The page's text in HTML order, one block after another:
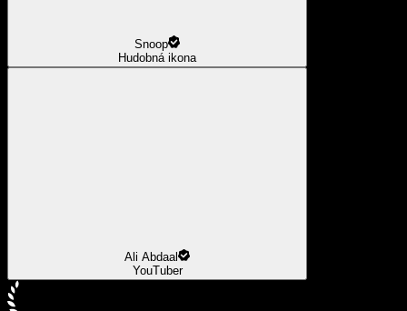
Snoop
Hudobná ikona
Ali Abdaal
YouTuber